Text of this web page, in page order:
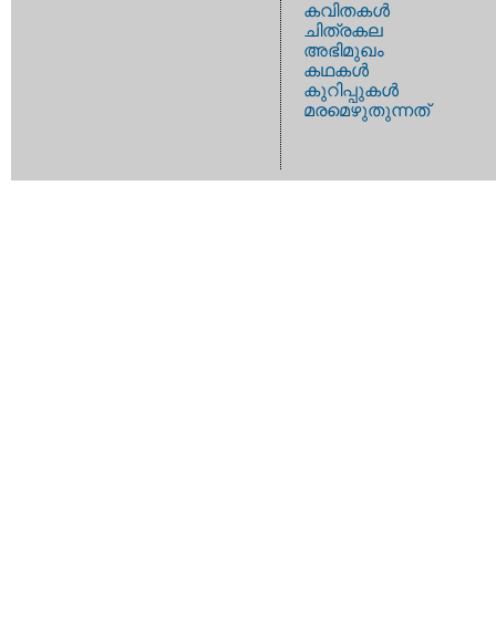
കവിതകള്‍
ചിത്രകല
അഭിമുഖം
കഥകള്‍
കുറിപ്പുകള്‍
മരമെഴുതുന്നത്